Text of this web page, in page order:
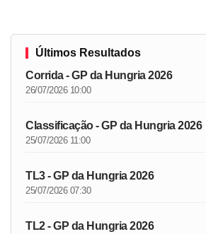
Últimos Resultados
Corrida - GP da Hungria 2026
26/07/2026 10:00
Classificação - GP da Hungria 2026
25/07/2026 11:00
TL3 - GP da Hungria 2026
25/07/2026 07:30
TL2 - GP da Hungria 2026